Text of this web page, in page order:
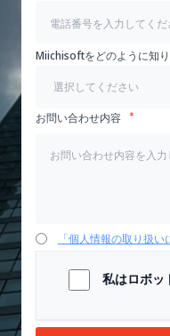
Miichisoftをどのように知
お問い合わせ内容
「個人情報の取り扱い
私はロボッ